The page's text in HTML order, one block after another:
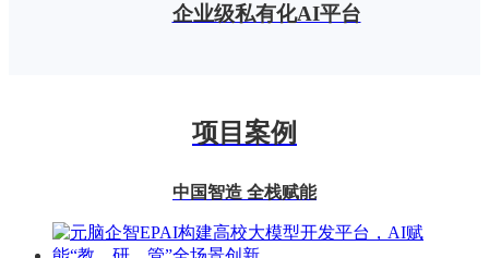
企业级私有化AI平台
项目案例
中国智造 全栈赋能